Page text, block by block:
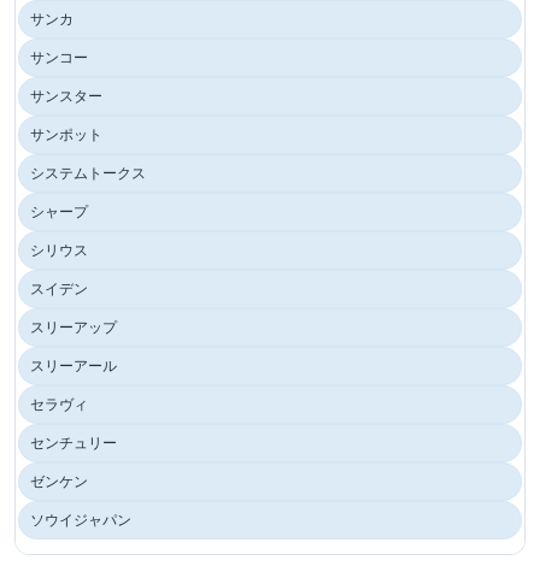
サンカ
サンコー
サンスター
サンポット
システムトークス
シャープ
シリウス
スイデン
スリーアップ
スリーアール
セラヴィ
センチュリー
ゼンケン
ソウイジャパン